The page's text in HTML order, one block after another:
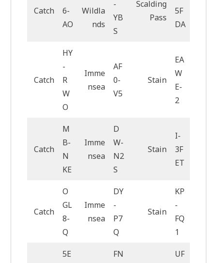
Catch
6-
AO
Wildla
nds
-
YB
S
Scalding
Pass
5F
DA
Catch
HY
-
R
W
O
Imme
nsea
AF
0-
V5
Stain
EA
W
E-
2
Catch
M
B-
N
KE
Imme
nsea
D
W-
N2
S
Stain
I-
3F
ET
Catch
O
GL
8-
Q
Imme
nsea
DY
-
P7
Q
Stain
KP
-
FQ
1
5E
FN
UF